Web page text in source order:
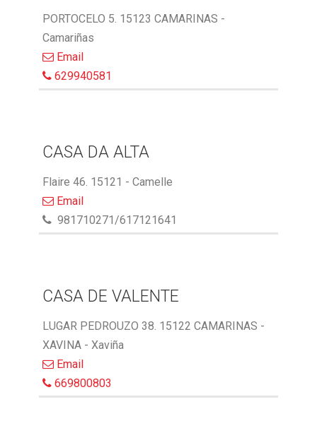
PORTOCELO 5. 15123 CAMARINAS -
Camariñas
Email
629940581
CASA DA ALTA
Flaire 46. 15121 - Camelle
Email
981710271/617121641
CASA DE VALENTE
LUGAR PEDROUZO 38. 15122 CAMARINAS -
XAVINA - Xaviña
Email
669800803